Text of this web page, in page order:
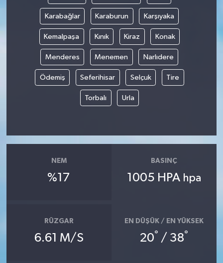
Karabağlar Karaburun Karşıyaka
Kemalpaşa Kınık Kiraz Konak
Menderes Menemen Narlıdere
Ödemiş Seferihisar Selçuk Tire
Torbalı Urla
NEM
%17
BASINÇ
1005 HPA hpa
RÜZGAR
6.61 M/S
EN DÜŞÜK / EN YÜKSEK
20° / 38°